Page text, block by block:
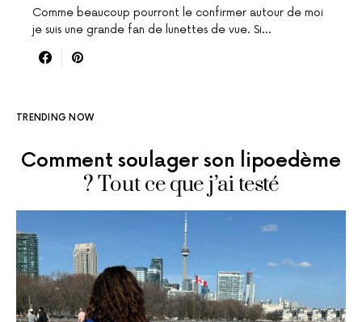
Comme beaucoup pourront le confirmer autour de moi
je suis une grande fan de lunettes de vue. Si…
TRENDING NOW
Comment soulager son lipoedème
? Tout ce que j’ai testé